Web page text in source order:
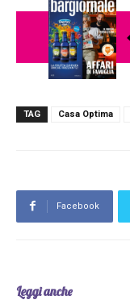
TAG Casa Optima
Facebook
Leggi anche